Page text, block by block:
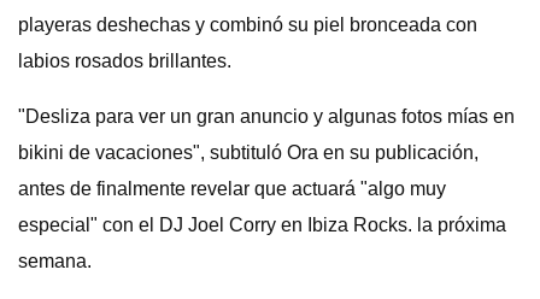
playeras deshechas y combinó su piel bronceada con
labios rosados ​​brillantes.
"Desliza para ver un gran anuncio y algunas fotos mías en
bikini de vacaciones", subtituló Ora en su publicación,
antes de finalmente revelar que actuará "algo muy
especial" con el DJ Joel Corry en Ibiza Rocks. la próxima
semana.